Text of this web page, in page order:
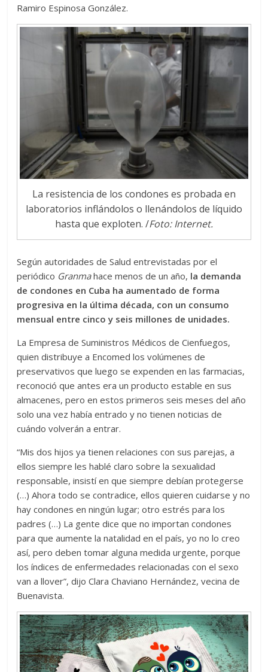
Ramiro Espinosa González.
La resistencia de los condones es probada en
laboratorios inflándolos o llenándolos de líquido
hasta que exploten. /Foto: Internet.
Según autoridades de Salud entrevistadas por el
periódico Granmahace menos de un año, la demanda
de condones en Cuba ha aumentado de forma
progresiva en la última década, con un consumo
mensual entre cinco y seis millones de unidades.
La Empresa de Suministros Médicos de Cienfuegos,
quien distribuye a Encomed los volúmenes de
preservativos que luego se expenden en las farmacias,
reconoció que antes era un producto estable en sus
almacenes, pero en estos primeros seis meses del año
solo una vez había entrado y no tienen noticias de
cuándo volverán a entrar.
“Mis dos hijos ya tienen relaciones con sus parejas, a
ellos siempre les hablé claro sobre la sexualidad
responsable, insistí en que siempre debían protegerse
(…) Ahora todo se contradice, ellos quieren cuidarse y no
hay condones en ningún lugar; otro estrés para los
padres (…) La gente dice que no importan condones
para que aumente la natalidad en el país, yo no lo creo
así, pero deben tomar alguna medida urgente, porque
los índices de enfermedades relacionadas con el sexo
van a llover”, dijo Clara Chaviano Hernández, vecina de
Buenavista.